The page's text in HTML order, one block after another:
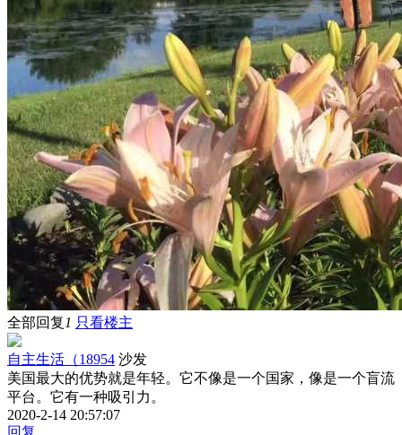
全部回复 1 只看楼主
自主生活（18954 沙发
美国最大的优势就是年轻。它不像是一个国家，像是一个盲流
平台。它有一种吸引力。
2020-2-14 20:57:07